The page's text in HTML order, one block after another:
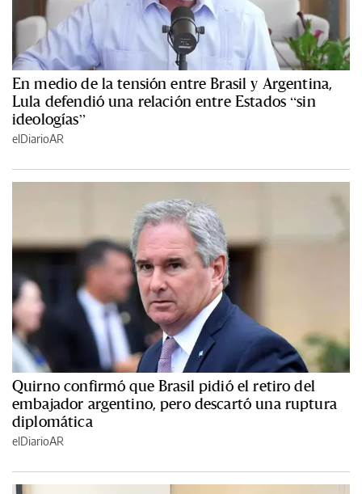
En medio de la tensión entre Brasil y Argentina,
Lula defendió una relación entre Estados “sin
ideologías”
elDiarioAR
Quirno confirmó que Brasil pidió el retiro del
embajador argentino, pero descartó una ruptura
diplomática
elDiarioAR